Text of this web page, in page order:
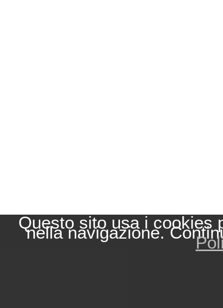
Questo sito usa i cookies
nella navigazione.